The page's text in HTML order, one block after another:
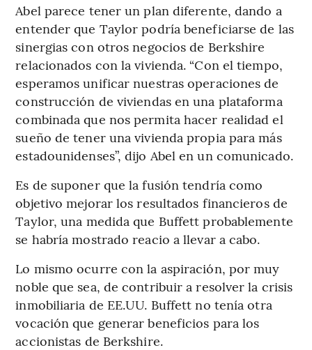
Abel parece tener un plan diferente, dando a
entender que Taylor podría beneficiarse de las
sinergias con otros negocios de Berkshire
relacionados con la vivienda. “Con el tiempo,
esperamos unificar nuestras operaciones de
construcción de viviendas en una plataforma
combinada que nos permita hacer realidad el
sueño de tener una vivienda propia para más
estadounidenses”, dijo Abel en un comunicado.
Es de suponer que la fusión tendría como
objetivo mejorar los resultados financieros de
Taylor, una medida que Buffett probablemente
se habría mostrado reacio a llevar a cabo.
Lo mismo ocurre con la aspiración, por muy
noble que sea, de contribuir a resolver la crisis
inmobiliaria de EE.UU. Buffett no tenía otra
vocación que generar beneficios para los
accionistas de Berkshire.